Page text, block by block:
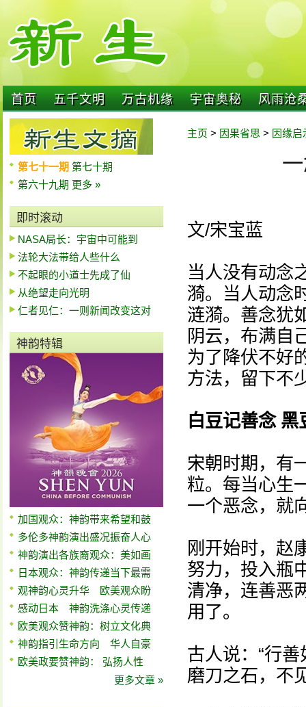
首页 五千文明 万古机缘 宇宙奥秘 风雨沧
第七十一期 第七十期
第六十九期 更多 »
即时滚动
NASA局长：宇宙中可能到
法轮大法带给人些什么
不起眼的小道士先成了仙
从绝望走向光明
仁者见仁：一则新闻改变这对
神韵特辑
加国观众：神韵带来希望和鼓
多伦多神韵演出盛况振奋人心
神韵演出各族裔观众：美如画
日本观众：神韵传递当下最需
观神韵心灵升华 欧美观众盼
感动日本 神韵洗涤心灵传递
欧美观众赞神韵：树立文化典
神韵指引生命方向 华人自豪
欧美政要赞神韵： 弘扬人性
更多文章 »
主页 > 因果省思 > 因缘启
文/宋宝蓝
当人没有动念
漪。当人动念
涟漪。善念犹
阴云，布满自
为了降伏不好
方法，留下不
白豆记善念 黑
宋朝时期，有
粒。每当心生
一个恶念，就
刚开始时，赵
努力，投入瓶
清净，连善恶
用了。
古人说：“行
磨刀之石，不